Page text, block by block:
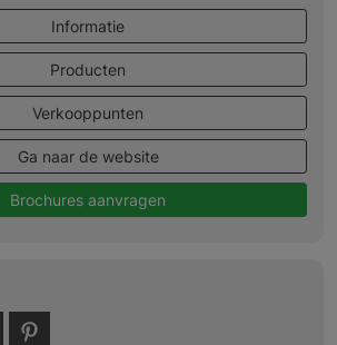
Informatie
Producten
Verkooppunten
Ga naar de website
Brochures aanvragen